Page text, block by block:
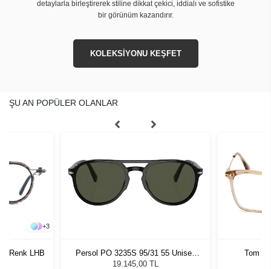
detaylarla birleştirerek stiline dikkat çekici, iddialı ve sofistike
bir görünüm kazandırır.
KOLEKSİYONU KEŞFET
ŞU AN POPÜLER OLANLAR
+3
Renk LHB
Persol PO 3235S 95/31 55 Unisex
Güneş Gözlüğü
19.145,00 TL
Tom